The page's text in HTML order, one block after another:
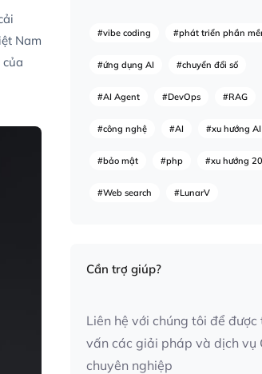
Nam
#vibe coding #phát triển phần
#ứng dụng AI #chuyển đổi số
#AI Agent #DevOps #RAG
#công nghệ #AI #xu hướng AI
#bảo mật #php #xu hướng
#Web search #LunarV
Cần trợ giúp?
Liên hệ với chúng tôi để được
vấn các giải pháp và dịch vụ
chuyên nghiệp